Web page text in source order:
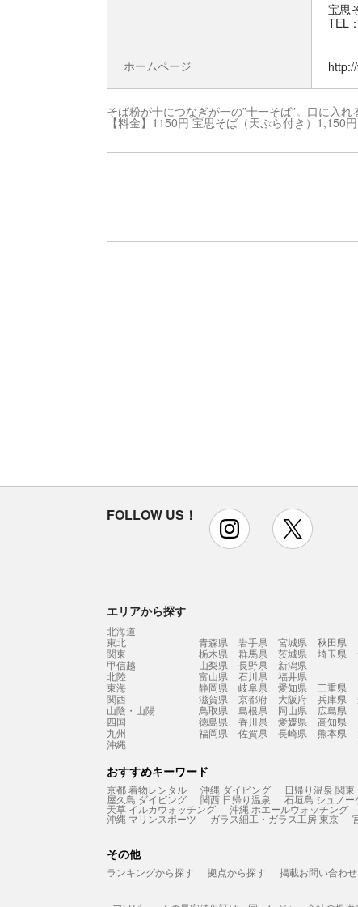
宝思
TEL
ホームページ
そば粉が十につなぎが一の”十一そば”。口に入
【料金】1150円 宝思そば（天ぷら付き）1,150
FOLLOW US！ instagram
エリアから探す
北海道
東北
青森県 岩手県 宮城県 秋田県
関東
栃木県 群馬県 茨城県 埼玉県
甲信越
山梨県 長野県
新潟県
北陸
富山県 石川県
福井県
東海
静岡県 岐阜県 愛知県
三重県
関西
滋賀県 京都府 大阪府 兵庫県
山陰・山陽
鳥取県 島根県 岡山県 広島県
四国
徳島県 香川県 愛媛県
高知県
九州
福岡県 佐賀県 長崎県 熊本県
沖縄
おすすめキーワード
京都 着物レンタル 沖縄 ダイビング 日帰り温泉 関東
屋久島 ダイビング 関西 日帰り温泉 石垣島 シュノー
天草 イルカウォッチング 沖縄 ホエールウォッチング
沖縄 マリンスポーツ ガラス細工・ガラス工房 東京
その他
ランキングから探す 拠点から探す 掲載お問い合わせ